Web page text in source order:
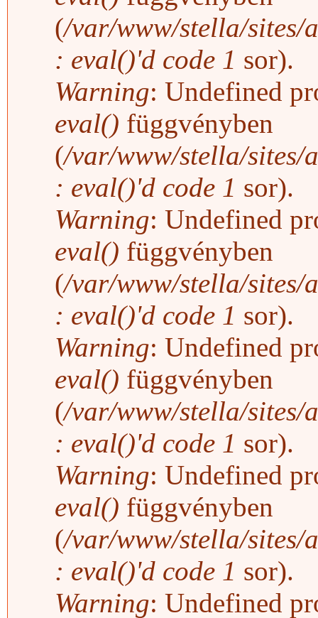
(/var/www/stella/sites/
: eval()'d code 1 sor).
Warning: Undefined
eval() függvényben
(/var/www/stella/sites/
: eval()'d code 1 sor).
Warning: Undefined
eval() függvényben
(/var/www/stella/sites/
: eval()'d code 1 sor).
Warning: Undefined
eval() függvényben
(/var/www/stella/sites/
: eval()'d code 1 sor).
Warning: Undefined
eval() függvényben
(/var/www/stella/sites/
: eval()'d code 1 sor).
Warning: Undefined